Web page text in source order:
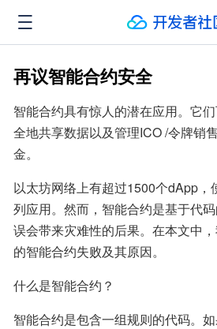
再议智能合约安全
智能合约具有惊人的潜在应用。它
全地共享数据以及管理ICO /令牌销
金。
以太坊网络上有超过1500个dApp，
列应用。然而，智能合约是基于代
误会带来灾难性的后果。在本文中
的智能合约失败及其原因。
什么是智能合约？
智能合约是包含一组规则的代码。